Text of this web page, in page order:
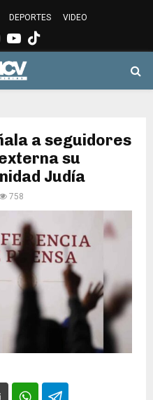
DEPORTES VIDEO
Youtube
a seguidores
su
Judía
758